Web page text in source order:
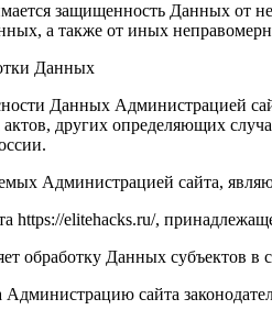
защищенность Данных от
а также от иных
Данных
Данных Администрацией
других определяющих
Администрацией сайта,
https://elitehacks.ru/,
обработку Данных субъектов в
сайта